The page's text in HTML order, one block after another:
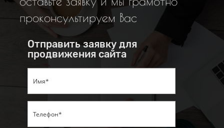
проконсультируем Вас
Отправить заявку для
продвижения сайта